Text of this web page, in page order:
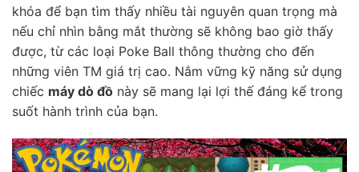
khóa để bạn tìm thấy nhiều tài nguyên quan trọng mà
nếu chỉ nhìn bằng mắt thường sẽ không bao giờ thấy
được, từ các loại Poke Ball thông thường cho đến
những viên TM giá trị cao. Nắm vững kỹ năng sử dụng
chiếc máy dò đồ này sẽ mang lại lợi thế đáng kể trong
suốt hành trình của bạn.